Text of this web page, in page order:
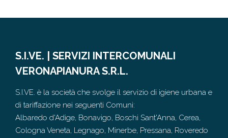
S.I.VE. | SERVIZI INTERCOMUNALI
VERONAPIANURA S.R.L.
S.I.VE. è la società che svolge il servizio di igiene urbana e
di tariffazione nei seguenti Comuni:
Albaredo d'Adige, Bonavigo, Boschi Sant'Anna, Cerea,
Cologna Veneta, Legnago, Minerbe, Pressana, Roveredo